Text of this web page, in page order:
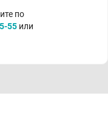
по
55 или